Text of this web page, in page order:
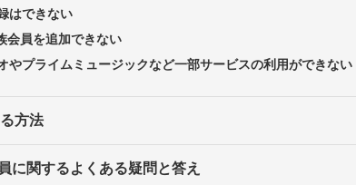
はできない
員を追加できない
やプライムミュージックなど一部サービスの利用ができない
方法
に関するよくある疑問と答え